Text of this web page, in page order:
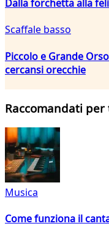
Dalla forchetta alla
Scaffale basso
Piccolo e Grande
cercansi orecchie
Raccomandati per
Musica
Come funziona il